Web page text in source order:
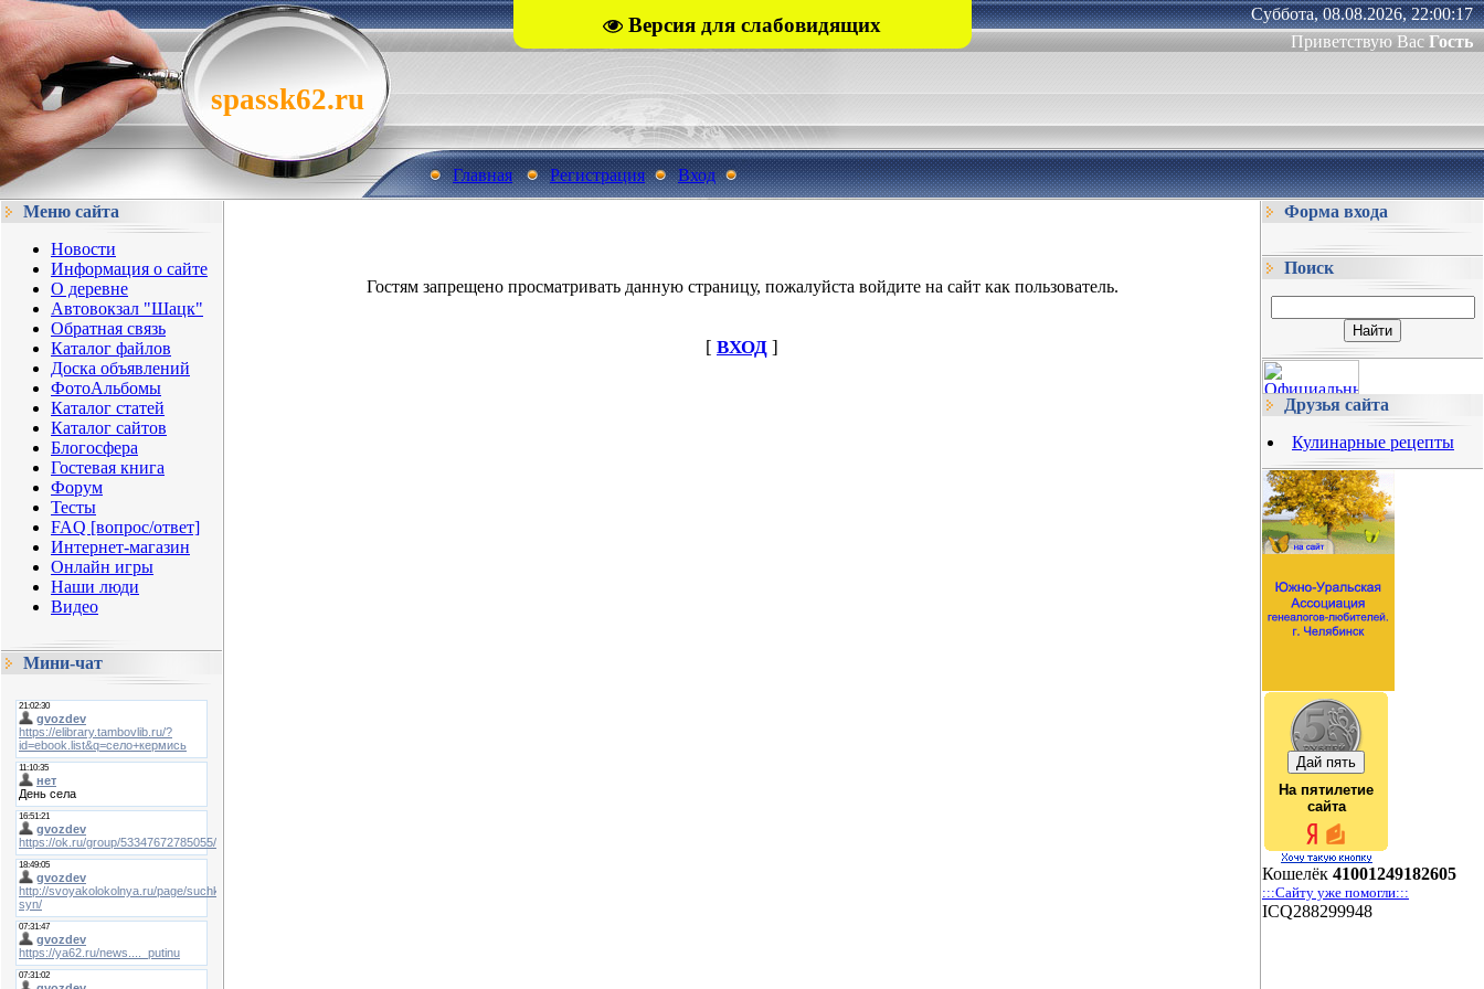
Версия для слабовидящих
spassk62.ru
Суббота, 08.08.2026, 22:00:17
Приветствую Вас Гость
Главная Регистрация
Вход
Меню сайта
Новости
Информация о сайте
О деревне
Автовокзал "Шацк"
Обратная связь
Каталог файлов
Доска объявлений
ФотоАльбомы
Каталог статей
Каталог сайтов
Блогосфера
Гостевая книга
Форум
Тесты
FAQ [вопрос/ответ]
Интернет-магазин
Онлайн игры
Наши люди
Видео
Мини-чат
Гостям запрещено просматривать данную страницу, пожалуйста войдите на сайт как пользователь.
[ ВХОД ]
Форма входа
Поиск
Друзья сайта
Кулинарные рецепты
На пятилетие
сайта
Кошелёк 41001249182605
:::Сайту уже помогли:::
ICQ288299948